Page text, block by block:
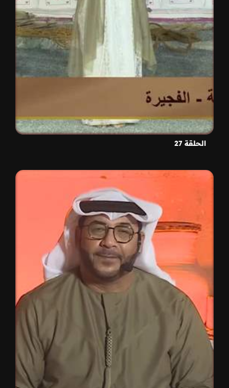
الحلقة 27